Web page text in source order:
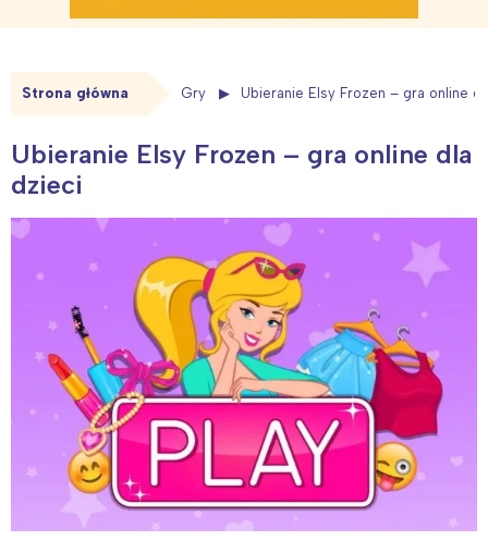
Strona główna Gry Ubieranie Elsy Frozen – gra online
Ubieranie Elsy Frozen – gra online dla
dzieci